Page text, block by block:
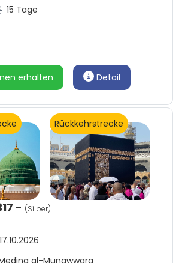
15 Tage
erhalten Detail
Rückkehrstrecke
- (Silber)